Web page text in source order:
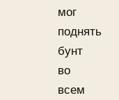
мог
поднять
бунт
во
всем